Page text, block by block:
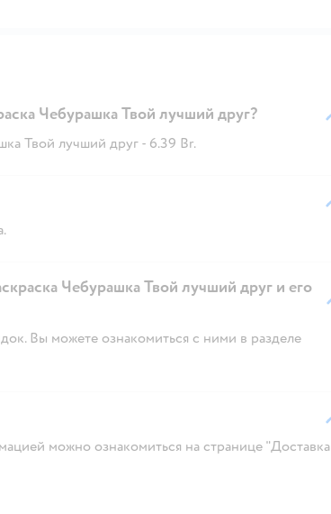
Чебурашка Твой лучший друг?
Твой лучший друг - 6.39 Br.
Чебурашка Твой лучший друг и его
Вы можете ознакомиться с ними в разделе
можно ознакомиться на странице "Доставка